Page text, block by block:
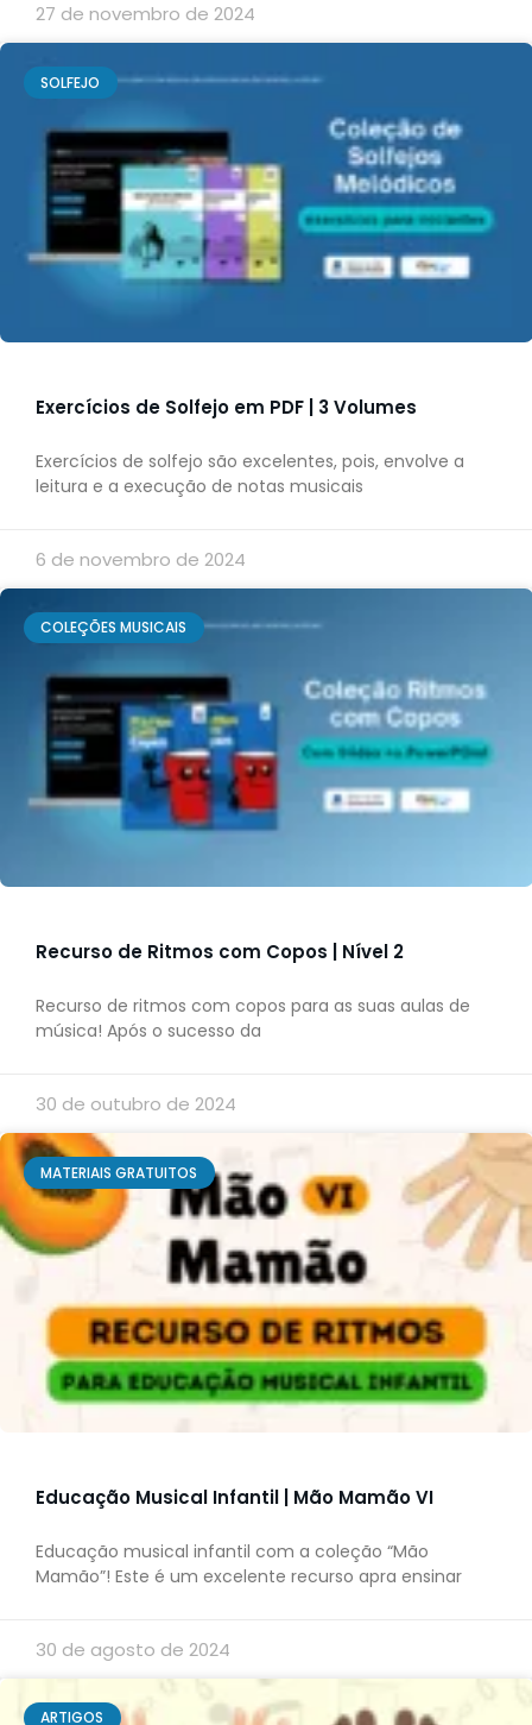
27 de novembro de 2024
SOLFEJO
Exercícios de Solfejo em PDF | 3 Volumes
Exercícios de solfejo são excelentes, pois, envolve a
leitura e a execução de notas musicais
6 de novembro de 2024
COLEÇÕES MUSICAIS
Recurso de Ritmos com Copos | Nível 2
Recurso de ritmos com copos para as suas aulas de
música! Após o sucesso da
30 de outubro de 2024
MATERIAIS GRATUITOS
Educação Musical Infantil | Mão Mamão VI
Educação musical infantil com a coleção “Mão
Mamão”! Este é um excelente recurso apra ensinar
30 de agosto de 2024
ARTIGOS